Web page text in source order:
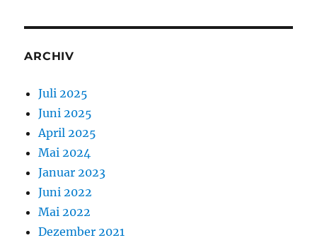
ARCHIV
Juli 2025
Juni 2025
April 2025
Mai 2024
Januar 2023
Juni 2022
Mai 2022
Dezember 2021